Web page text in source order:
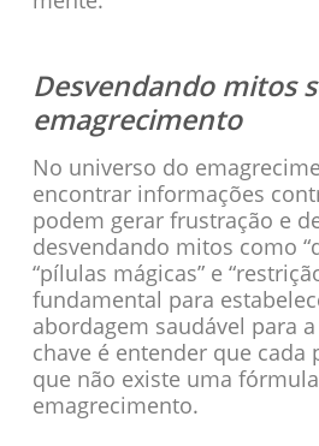
Desvendando mitos
emagrecimento
No universo do
encontrar informações
podem gerar frustração e
desvendando mitos como
“pílulas mágicas” e
fundamental para
abordagem saudável para
chave é entender que cada
que não existe uma
emagrecimento.